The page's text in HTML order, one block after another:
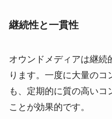
継続性と一貫性
オウンドメディアは継
ります。一度に大量の
も、定期的に質の高い
ことが効果的です。